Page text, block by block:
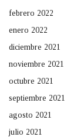
febrero 2022
enero 2022
diciembre 2021
noviembre 2021
octubre 2021
septiembre 2021
agosto 2021
julio 2021